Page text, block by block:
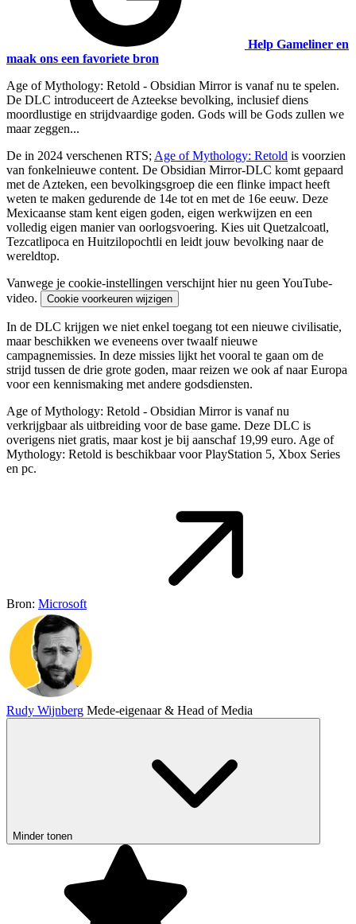
Help Gameliner en
maak ons een favoriete bron
Age of Mythology: Retold - Obsidian Mirror is vanaf nu te spelen.
De DLC introduceert de Azteekse bevolking, inclusief diens
moordlustige en strijdvaardige goden. Gods will be Gods zullen we
maar zeggen...
De in 2024 verschenen RTS; Age of Mythology: Retold is voorzien
van fonkelnieuwe content. De Obsidian Mirror-DLC komt gepaard
met de Azteken, een bevolkingsgroep die een flinke impact heeft
weten te maken gedurende de 14e tot en met de 16e eeuw. Deze
Mexicaanse stam kent eigen goden, eigen werkwijzen en een
volledig eigen manier van oorlogsvoering. Kies uit Quetzalcoatl,
Tezcatlipoca en Huitzilopochtli en leidt jouw bevolking naar de
wereldtop.
Vanwege je cookie-instellingen verschijnt hier nu geen YouTube-
video.
Cookie voorkeuren wijzigen
In de DLC krijgen we niet enkel toegang tot een nieuwe civilisatie,
maar beschikken we eveneens over twaalf nieuwe
campagnemissies. In deze missies lijkt het vooral te gaan om de
strijd tussen de drie grote goden, maar reizen we ook af naar Europa
voor een kennismaking met andere godsdiensten.
Age of Mythology: Retold - Obsidian Mirror is vanaf nu
verkrijgbaar als uitbreiding voor de base game. Deze DLC is
overigens niet gratis, maar kost je bij aanschaf 19,99 euro. Age of
Mythology: Retold is beschikbaar voor PlayStation 5, Xbox Series
en pc.
Bron: Microsoft
Rudy Wijnberg Mede-eigenaar & Head of Media
Minder tonen